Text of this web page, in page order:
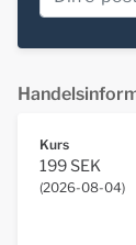
Kurs
199 SEK
(2026-08-04)